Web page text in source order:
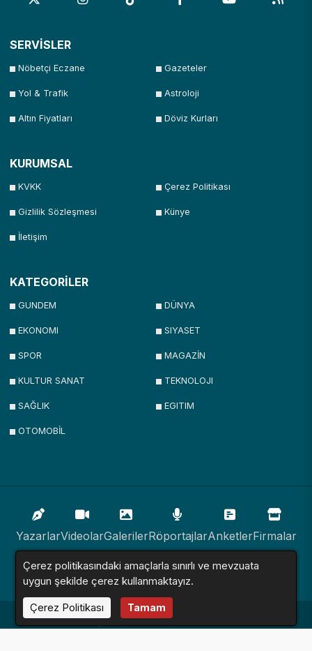
SERVİSLER
Nöbetçi Eczane Gazeteler
Yol & Trafik Astroloji
Altın Fiyatları Döviz Kurları
KURUMSAL
KVKK Çerez Politikası
Gizlilik Sözleşmesi Künye
İletişim
KATEGORİLER
GUNDEM DÜNYA
EKONOMI SIYASET
SPOR MAGAZİN
KULTUR SANAT TEKNOLOJI
SAĞLIK EGITIM
OTOMOBİL
YazarlarVideolarGalerilerRöportajlarAnketlerFirmalar
İlanlarResmi İlanlarSitemap
Haber Sitesi © 2016 - 2024. Tüm Hakları Saklıdır.
Çerez politikasındaki amaçlarla sınırlı ve mevzuata
uygun şekilde çerez kullanmaktayız.
Çerez Politikası
Tamam